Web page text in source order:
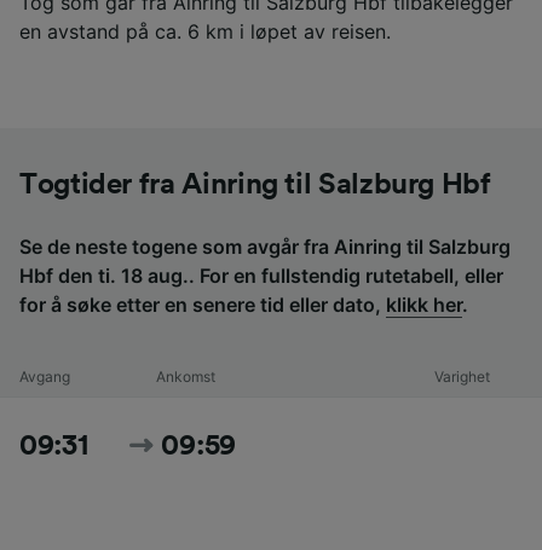
en avstand på ca. 6 km i løpet av reisen.
Togtider fra Ainring til Salzburg Hbf
Se de neste togene som avgår fra Ainring til Salzburg
Hbf den ti. 18 aug.. For en fullstendig rutetabell, eller
for å søke etter en senere tid eller dato, klikk her.
Avgang Ankomst Varighet
09:31 09:59